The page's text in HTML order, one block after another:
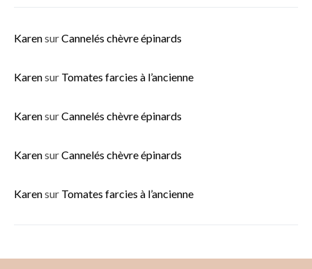
KarensurCannelés chèvre épinards
Karensur Tomates farcies à l’ancienne
KarensurCannelés chèvre épinards
KarensurCannelés chèvre épinards
Karensur Tomates farcies à l’ancienne